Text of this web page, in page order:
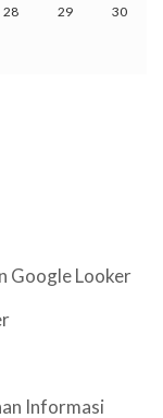
28 29 30
Google Looker
Informasi